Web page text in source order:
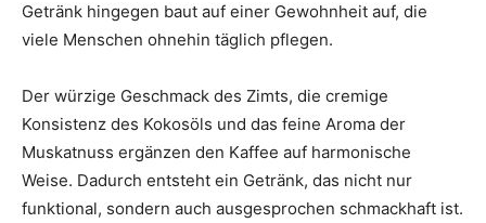
Getränk hingegen baut auf einer Gewohnheit auf, die
viele Menschen ohnehin täglich pflegen.
Der würzige Geschmack des Zimts, die cremige
Konsistenz des Kokosöls und das feine Aroma der
Muskatnuss ergänzen den Kaffee auf harmonische
Weise. Dadurch entsteht ein Getränk, das nicht nur
funktional, sondern auch ausgesprochen schmackhaft ist.